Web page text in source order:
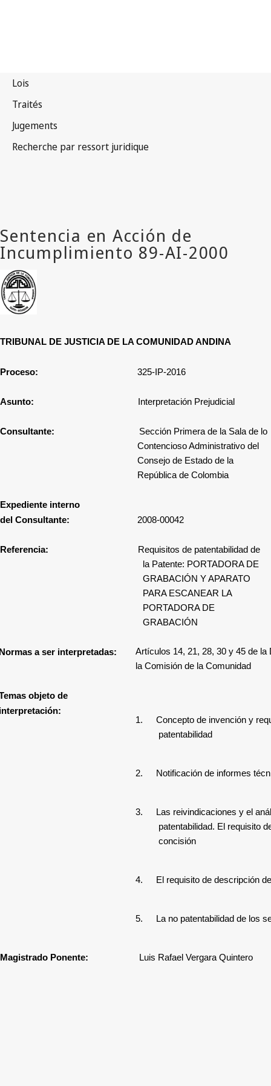
TRIBUNAL DE JUSTICIA DE LA COMUNIDAD ANDINA
Proceso: 325-IP-2016
Asunto: Interpretación Prejudicial
Consultante: Sección Primera de la Sala de lo
Contencioso Administrativo del
Consejo de Estado de la
República de Colombia
Expediente interno
del Consultante: 2008-00042
Referencia:
Requisitos de patentabilidad de
la Patente: PORTADORA DE
GRABACIÓN Y APARATO
PARA ESCANEAR LA
PORTADORA DE
GRABACIÓN
a ser interpretadas:
Artículos 14, 21, 28, 30 y 45 de la
la Comisión de la Comunidad
objeto de
1.
Concepto de invención y
patentabilidad
2. Notificación de informes
3.
Las reivindicaciones y el
patentabilidad. El requisito
concisión
4. El requisito de descripción
5. La no patentabilidad de los
Magistrado Ponente: Luis Rafael Vergara Quintero